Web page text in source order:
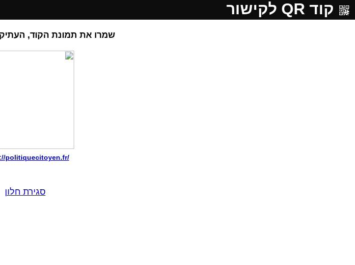
קוד QR לקישור
שמרו את תמונת הקוד,
politiquecitoyen.fr/
סגירת חלון